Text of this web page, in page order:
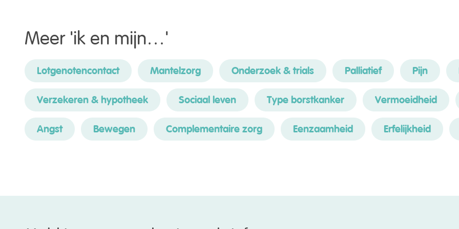
Meer 'ik en mijn… '
Lotgenoten­contact Mantelzorg Onderzoek & trials Palliatief Pijn
Verzekeren & hypotheek Sociaal leven Type borstkanker Vermoeidheid
Angst Bewegen Complementaire zorg Eenzaamheid Erfelijkheid